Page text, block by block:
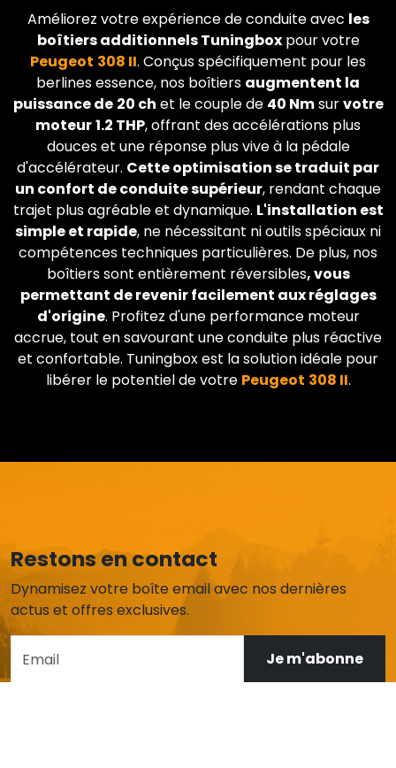
Améliorez votre expérience de conduite avec les
boîtiers additionnels Tuningboxpour votre
Peugeot 308 II. Conçus spécifiquement pour les
berlines essence, nos boîtiers augmentent la
puissance de 20 ch et le couple de 40 Nmsurvotre
moteur1.2 THP, offrant des accélérations plus
douces et une réponse plus vive à la pédale
d'accélérateur. Cette optimisation se traduit par
un confort de conduite supérieur, rendant chaque
trajet plus agréable et dynamique. L'installation est
simple et rapide, ne nécessitant ni outils spéciaux ni
compétences techniques particulières. De plus, nos
boîtiers sont entièrement réversibles, vous
permettant de revenir facilement aux réglages
d'origine. Profitez d'une performance moteur
accrue, tout en savourant une conduite plus réactive
et confortable. Tuningbox est la solution idéale pour
libérer le potentiel de votre Peugeot 308 II.
Restons en contact
Dynamisez votre boîte email avec nos dernières
actus et offres exclusives.
Je m'abonne